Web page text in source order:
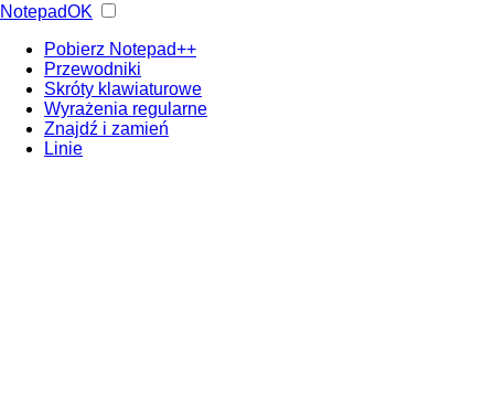
NotepadOK
Pobierz Notepad++
Przewodniki
Skróty klawiaturowe
Wyrażenia regularne
Znajdź i zamień
Linie